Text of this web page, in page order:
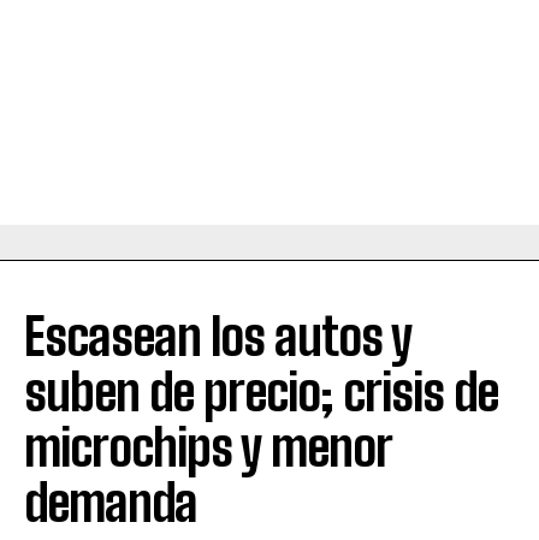
Escasean los autos y
suben de precio; crisis de
microchips y menor
demanda